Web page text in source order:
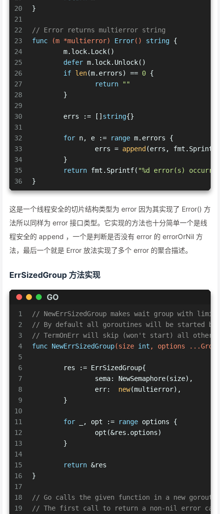
20
21
22
23
24
25
26
27
28
29
30
31
32
33
34
35
36
}
// Error returns multierror string
func
(m *multierror) Error() string {
	m.lock.Lock()
defer m.lock.Unlock()
if len(m.errors) == 0 {
return
""
	}
	errs := []
string{}
for n, e := range m.errors {
		errs =
append (errs, fmt.Sprintf(
	}
return fmt.Sprintf( "%d error(s)
}
这是一个线程安全的切片结构类型为 error 因为其实现了 Error() 方
法所以同样为 error 接口类型。它实现的方法也十分简单一个是线
程安全的 append ，一个是判断是否没有 error 的 errorOrNil 方
法，最后一个就是 Error 放法实现了多个 error 的聚合描述。
ErrSizedGroup 方法实现
GO
1
2
3
4
5
6
7
8
9
10
11
12
13
14
15
16
17
18
19
// NewErrSizedGroup makes wait group with
// By default all goroutines will be started
// TermOnErr will skip (won't start) all other
func NewErrSizedGroup(size int , options
	res := ErrSizedGroup{
		sema: NewSemaphore(size),
		err:
new(multierror),
	}
for _, opt := range options {
		opt(&res.options)
	}
return &res
}
// Go calls the given function in a new
// The first call to return a non-nil error